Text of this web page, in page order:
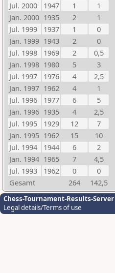
Jul. 2000
1947 1
1
Jan. 2000 1935 2
1
Jul. 1999
1937 1
0
Jan. 1999 1943 2
0
Jul. 1998
1969 2
0,5
Jan. 1998 1980 5
3
Jul. 1997
1976 4
2,5
Jan. 1997 1962 4
1
Jul. 1996
1977 6
5
Jan. 1996 1935 4
2,5
Jul. 1995
1929 12
7
Jan. 1995 1962 15
10
Jul. 1994
1944 6
2
Jan. 1994 1965 7
4,5
Jul. 1993
1962 0
0
Gesamt
264 142,5
Chess-Tournament-Results-Server
Legal details/Terms of use